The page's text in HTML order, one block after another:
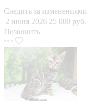
Следить за изменениями
2 июня 2026 25 000 руб.
Позвонить